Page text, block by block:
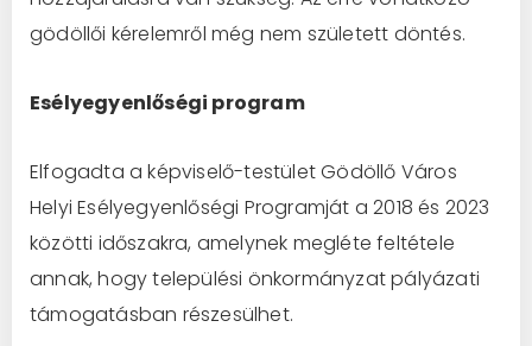
gödöllői kérelemről még nem született döntés.
Esélyegyenlőségi program
Elfogadta a képviselő-testület Gödöllő Város
Helyi Esélyegyenlőségi Programját a 2018 és 2023
közötti időszakra, amelynek megléte feltétele
annak, hogy települési önkormányzat pályázati
támogatásban részesülhet.